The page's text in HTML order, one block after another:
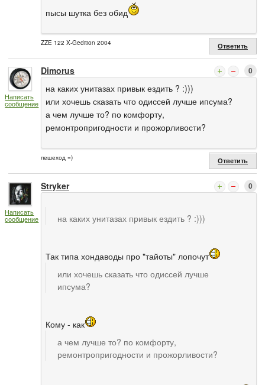
пысы шутка без обид
ZZE 122 X-Gedition 2004 Ответить
Написать
сообщение
Dimorus 0
на каких унитазах привык ездить ? :)))
или хочешь сказать что одиссей лучше ипсума?
а чем лучше то? по комфорту,
ремонтропригодности и прожорливости?
пешеход =) Ответить
Написать
сообщение
Stryker 0
на каких унитазах привык ездить ? :)))
Так типа хондаводы про "тайоты" лопочут
или хочешь сказать что одиссей лучше
ипсума?
Кому - как
а чем лучше то? по комфорту,
ремонтропригодности и прожорливости?